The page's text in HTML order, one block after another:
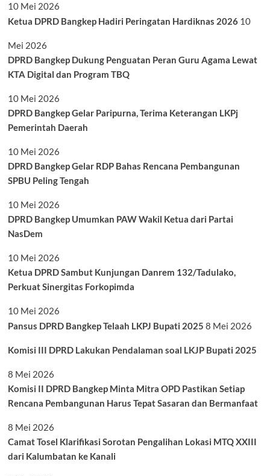
10 Mei 2026
Ketua DPRD Bangkep Hadiri Peringatan Hardiknas 2026 10
Mei 2026
DPRD Bangkep Dukung Penguatan Peran Guru Agama Lewat
KTA Digital dan Program TBQ
10 Mei 2026
DPRD Bangkep Gelar Paripurna, Terima Keterangan LKPj
Pemerintah Daerah
10 Mei 2026
DPRD Bangkep Gelar RDP Bahas Rencana Pembangunan
SPBU Peling Tengah
10 Mei 2026
DPRD Bangkep Umumkan PAW Wakil Ketua dari Partai
NasDem
10 Mei 2026
Ketua DPRD Sambut Kunjungan Danrem 132/Tadulako,
Perkuat Sinergitas Forkopimda
10 Mei 2026
Pansus DPRD Bangkep Telaah LKPJ Bupati 2025 8 Mei 2026
Komisi III DPRD Lakukan Pendalaman soal LKJP Bupati 2025
8 Mei 2026
Komisi II DPRD Bangkep Minta Mitra OPD Pastikan Setiap
Rencana Pembangunan Harus Tepat Sasaran dan Bermanfaat
8 Mei 2026
Camat Tosel Klarifikasi Sorotan Pengalihan Lokasi MTQ XXIII
dari Kalumbatan ke Kanali